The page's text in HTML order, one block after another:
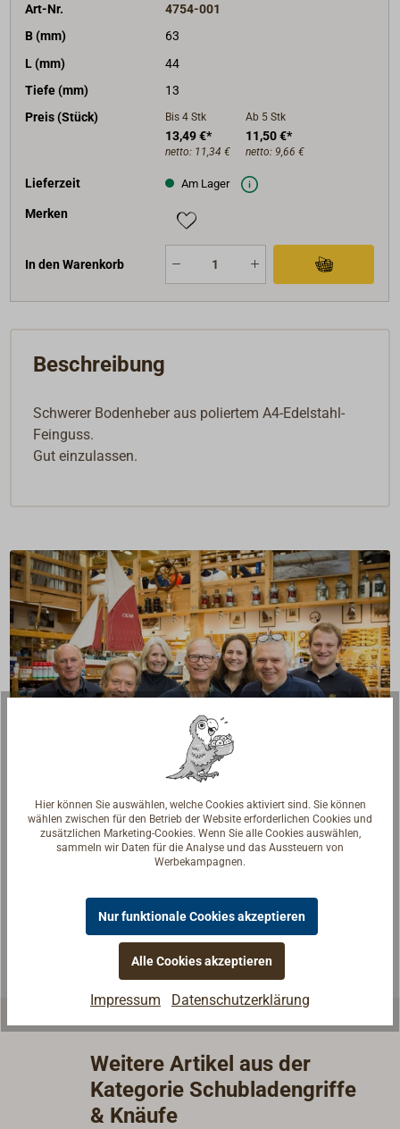
Art-Nr.
4754-001
B (mm)
63
L (mm)
44
Tiefe (mm)
13
Preis (Stück)
Bis 4 Stk
13,49 €*
netto: 11,34 €
Ab 5 Stk
11,50 €*
netto: 9,66 €
Lieferzeit Am Lager
Merken
In den Warenkorb
Beschreibung
Schwerer Bodenheber aus poliertem A4-Edelstahl-
Feinguss.
Gut einzulassen.
Fragen zum Artikel?
Reden Sie mit Handwerkern, Bootsbauern und
Seglerinnen. Wir verstehen Ihre Fragen und geben die
Experten kontaktieren
Weitere Artikel aus der
Kategorie Schubladengriffe
& Knäufe
Hier können Sie auswählen, welche Cookies aktiviert sind. Sie können
wählen zwischen für den Betrieb der Website erforderlichen Cookies und
zusätzlichen Marketing-Cookies. Wenn Sie alle Cookies auswählen,
sammeln wir Daten für die Analyse und das Aussteuern von
Werbekampagnen.
Nur funktionale Cookies akzeptieren
Alle Cookies akzeptieren
Impressum Datenschutzerklärung